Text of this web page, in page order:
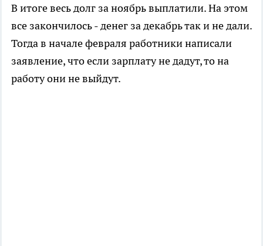
В итоге весь долг за ноябрь выплатили. На этом
все закончилось - денег за декабрь так и не дали.
Тогда в начале февраля работники написали
заявление, что если зарплату не дадут, то на
работу они не выйдут.